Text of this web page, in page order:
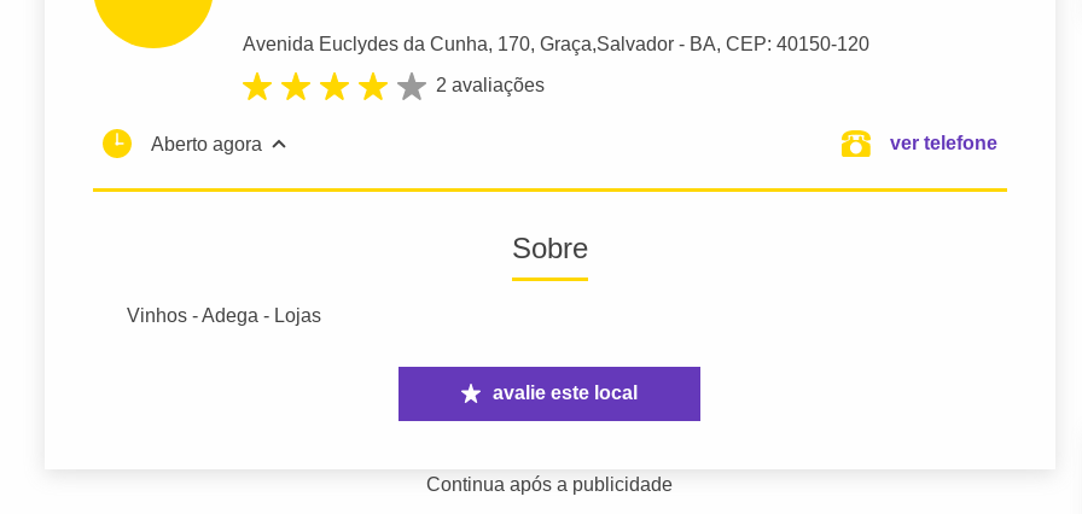
Avenida Euclydes da Cunha, 170, Graça,Salvador - BA, CEP: 40150-120
2 avaliações
Aberto agora ver telefone
Sobre
Vinhos - Adega - Lojas
avalie este local
Continua após a publicidade